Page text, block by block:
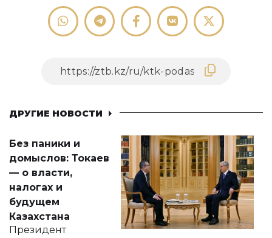
ДРУГИЕ НОВОСТИ
Без паники и
домыслов: Токаев
— о власти,
налогах и
будущем
Казахстана
Президент